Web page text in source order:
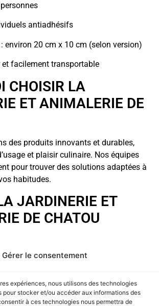
Gérer le consentement
expériences, nous utilisons des technologies
pour stocker et/ou accéder aux informations des
à ces technologies nous permettra de
antiadhésifs
environ 20 cm x 10 cm (selon version)
et facilement transportable
CHOISIR LA
ET ANIMALERIE DE
des produits innovants et durables,
et plaisir culinaire. Nos équipes
pour trouver des solutions adaptées à
habitudes.
JARDINERIE ET
DE CHATOU
disponibles en magasin
sur l’écologie et la praticité
et service de proximité